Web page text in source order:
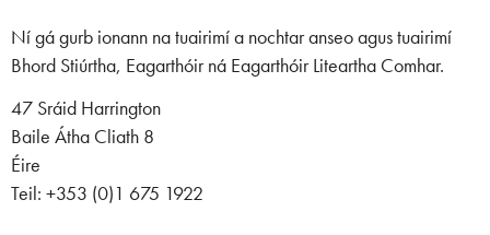
Ní gá gurb ionann na tuairimí a nochtar anseo agus tuairimí
Bhord Stiúrtha, Eagarthóir ná Eagarthóir Liteartha Comhar.
47 Sráid Harrington
Baile Átha Cliath 8
Éire
Teil: +353 (0)1 675 1922